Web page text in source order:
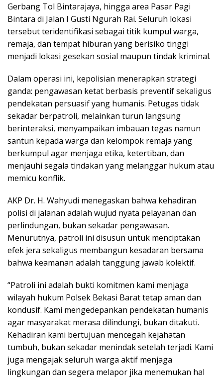
Gerbang Tol Bintarajaya, hingga area Pasar Pagi
Bintara di Jalan I Gusti Ngurah Rai. Seluruh lokasi
tersebut teridentifikasi sebagai titik kumpul warga,
remaja, dan tempat hiburan yang berisiko tinggi
menjadi lokasi gesekan sosial maupun tindak kriminal.
Dalam operasi ini, kepolisian menerapkan strategi
ganda: pengawasan ketat berbasis preventif sekaligus
pendekatan persuasif yang humanis. Petugas tidak
sekadar berpatroli, melainkan turun langsung
berinteraksi, menyampaikan imbauan tegas namun
santun kepada warga dan kelompok remaja yang
berkumpul agar menjaga etika, ketertiban, dan
menjauhi segala tindakan yang melanggar hukum atau
memicu konflik.
AKP Dr. H. Wahyudi menegaskan bahwa kehadiran
polisi di jalanan adalah wujud nyata pelayanan dan
perlindungan, bukan sekadar pengawasan.
Menurutnya, patroli ini disusun untuk menciptakan
efek jera sekaligus membangun kesadaran bersama
bahwa keamanan adalah tanggung jawab kolektif.
“Patroli ini adalah bukti komitmen kami menjaga
wilayah hukum Polsek Bekasi Barat tetap aman dan
kondusif. Kami mengedepankan pendekatan humanis
agar masyarakat merasa dilindungi, bukan ditakuti.
Kehadiran kami bertujuan mencegah kejahatan
tumbuh, bukan sekadar menindak setelah terjadi. Kami
juga mengajak seluruh warga aktif menjaga
lingkungan dan segera melapor jika menemukan hal